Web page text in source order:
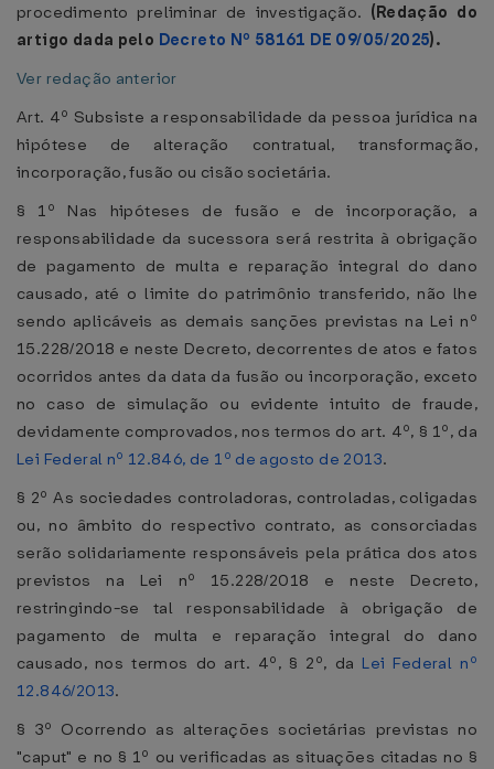
procedimento preliminar de investigação. (Redação do
artigo dada pelo Decreto Nº 58161 DE 09/05/2025).
Ver redação anterior
Art. 4º Subsiste a responsabilidade da pessoa jurídica na
hipótese de alteração contratual, transformação,
incorporação, fusão ou cisão societária.
§ 1º Nas hipóteses de fusão e de incorporação, a
responsabilidade da sucessora será restrita à obrigação
de pagamento de multa e reparação integral do dano
causado, até o limite do patrimônio transferido, não lhe
sendo aplicáveis as demais sanções previstas na Lei nº
15.228/2018 e neste Decreto, decorrentes de atos e fatos
ocorridos antes da data da fusão ou incorporação, exceto
no caso de simulação ou evidente intuito de fraude,
devidamente comprovados, nos termos do art. 4º, § 1º, da
Lei Federal nº 12.846, de 1º de agosto de 2013.
§ 2º As sociedades controladoras, controladas, coligadas
ou, no âmbito do respectivo contrato, as consorciadas
serão solidariamente responsáveis pela prática dos atos
previstos na Lei nº 15.228/2018 e neste Decreto,
restringindo-se tal responsabilidade à obrigação de
pagamento de multa e reparação integral do dano
causado, nos termos do art. 4º, § 2º, da Lei Federal nº
12.846/2013.
§ 3º Ocorrendo as alterações societárias previstas no
"caput" e no § 1º ou verificadas as situações citadas no §